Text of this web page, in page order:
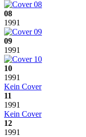
08
1991
09
1991
10
1991
Kein Cover
11
1991
Kein Cover
12
1991